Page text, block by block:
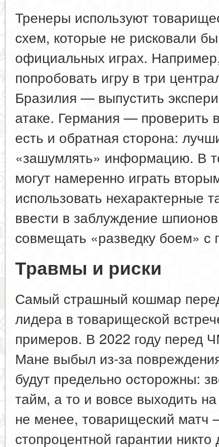
Тренеры используют
схем, которые не рисковали
официальных играх.
попробовать игру в три
Бразилия — выпустить
атаке. Германия — проверить
есть и обратная сторона:
«зашумлять» информацию. В
могут намеренно играть
использовать нехарактерные
ввести в заблуждение
совмещать «разведку боем» с
Травмы и риски
Самый страшный кошмар
лидера в товарищеской
примеров. В 2022 году перед
Мане выбыл из-за
будут предельно осторожны:
тайм, а то и вовсе выходить
не менее, товарищеский
стопроцентной гарантии